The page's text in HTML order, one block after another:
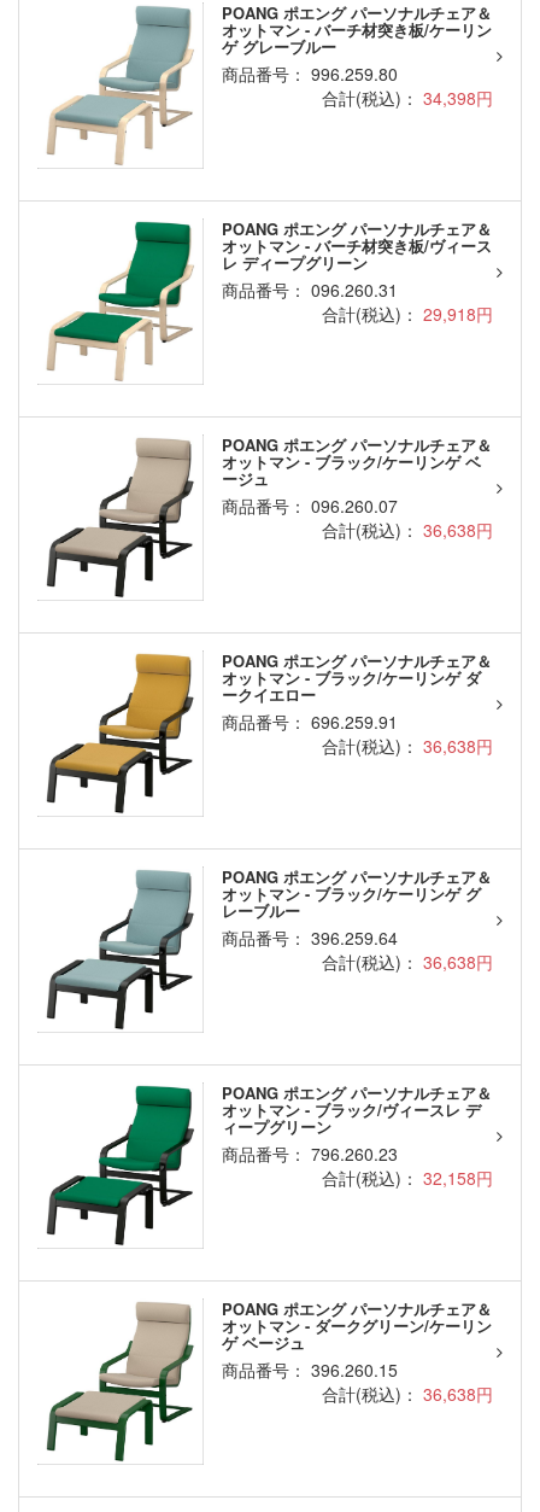
POANG ポエング パーソナルチェア＆
オットマン - バーチ材突き板/ケーリン
ゲ グレーブルー
商品番号： 996.259.80
合計(税込)： 34,398円
POANG ポエング パーソナルチェア＆
オットマン - バーチ材突き板/ヴィース
レ ディープグリーン
商品番号： 096.260.31
合計(税込)： 29,918円
POANG ポエング パーソナルチェア＆
オットマン - ブラック/ケーリンゲ ベ
ージュ
商品番号： 096.260.07
合計(税込)： 36,638円
POANG ポエング パーソナルチェア＆
オットマン - ブラック/ケーリンゲ ダ
ークイエロー
商品番号： 696.259.91
合計(税込)： 36,638円
POANG ポエング パーソナルチェア＆
オットマン - ブラック/ケーリンゲ グ
レーブルー
商品番号： 396.259.64
合計(税込)： 36,638円
POANG ポエング パーソナルチェア＆
オットマン - ブラック/ヴィースレ デ
ィープグリーン
商品番号： 796.260.23
合計(税込)： 32,158円
POANG ポエング パーソナルチェア＆
オットマン - ダークグリーン/ケーリン
ゲ ベージュ
商品番号： 396.260.15
合計(税込)： 36,638円